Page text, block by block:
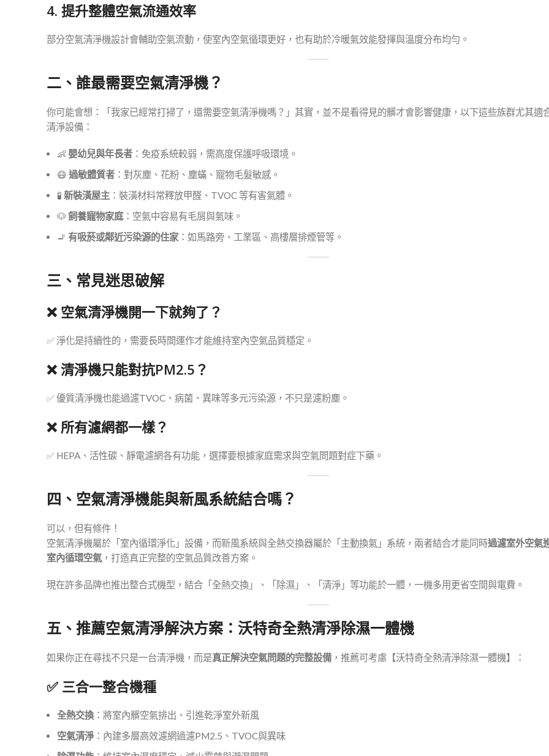
4. 提升整體空氣流通效率
部分空氣清淨機設計會輔助空氣流動，使室內空氣循環更好，也有助於冷暖氣效能發揮與溫度分布均勻。
二、誰最需要空氣清淨機？
你可能會想：「我家已經常打掃了，還需要空氣清淨機嗎？」其實，並不是看得見的髒才會影響健康，以下這些族群尤其適
清淨設備：
👶 嬰幼兒與年長者：免疫系統較弱，需高度保護呼吸環境。
😷 過敏體質者：對灰塵、花粉、塵蟎、寵物毛髮敏感。
🧪 新裝潢屋主 ：裝潢材料常釋放甲醛、TVOC 等有害氣體。
🐶飼養寵物家庭：空氣中容易有毛屑與氣味。
🚬 有吸菸或鄰近污染源的住家 ：如馬路旁、工業區、高樓層排煙管等。
三、常見迷思破解
❌ 空氣清淨機開一下就夠了？
✅ 淨化是持續性的，需要長時間運作才能維持室內空氣品質穩定。
❌ 清淨機只能對抗PM2.5？
✅ 優質清淨機也能過濾TVOC、病菌、異味等多元污染源，不只是濾粉塵。
❌ 所有濾網都一樣？
✅ HEPA、活性碳、靜電濾網各有功能，選擇要根據家庭需求與空氣問題對症下藥。
四、空氣清淨機能與新風系統結合嗎？
可以，但有條件！
空氣清淨機屬於「室內循環淨化」設備，而新風系統與全熱交換器屬於「主動換氣」系統，兩者結合才能同時過濾室外空氣
室內循環空氣 ，打造真正完整的空氣品質改善方案。
現在許多品牌也推出整合式機型，結合「全熱交換」、「除濕」、「清淨」等功能於一體，一機多用更省空間與電費。
五、推薦空氣清淨解決方案：沃特奇全熱清淨除濕一體機
如果你正在尋找不只是一台清淨機，而是真正解決空氣問題的完整設備 ，推薦可考慮【沃特奇全熱清淨除濕一體機】：
✅ 三合一整合機種
全熱交換：將室內髒空氣排出、引進乾淨室外新風
空氣清淨：內建多層高效濾網過濾PM2.5、TVOC與異味